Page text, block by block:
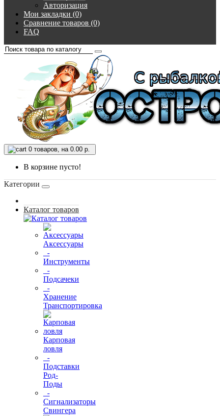
Авторизация
Мои закладки (0)
Сравнение товаров (0)
FAQ
0 товаров, на 0.00 р.
В корзине пусто!
Категории
Каталог товаров
Аксессуары
-
Инструменты
-
Подсачеки
-
Хранение
Транспортировка
Карповая
ловля
-
Подставки
Род-
Поды
-
Сигнализаторы
Свингера